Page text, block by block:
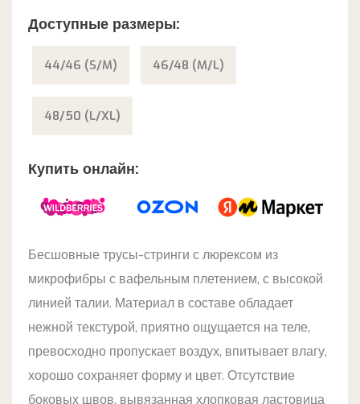
Доступные размеры:
44/46 (S/M) 46/48 (M/L)
48/50 (L/XL)
Купить онлайн:
Бесшовные трусы-стринги с люрексом из
микрофибры с вафельным плетением, с высокой
линией талии. Материал в составе обладает
нежной текстурой, приятно ощущается на теле,
превосходно пропускает воздух, впитывает влагу,
хорошо сохраняет форму и цвет. Отсутствие
боковых швов, вывязанная хлопковая ластовица